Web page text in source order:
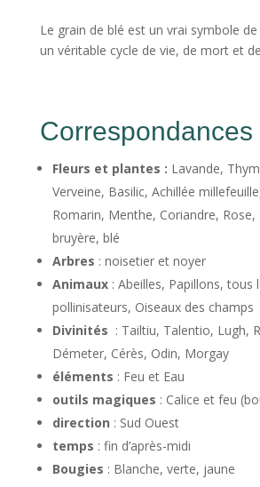
Le grain de blé est un vrai symbole
un véritable cycle de vie, de mort et
Correspondances
Fleurs et plantes : Lavande,
Verveine, Basilic, Achillée
Romarin, Menthe, Coriandre,
bruyère, blé
Arbres : noisetier et noyer
Animaux : Abeilles, Papillons, tous
pollinisateurs, Oiseaux des champs
Divinités : Tailtiu, Talentio, Lugh,
Démeter, Cérès, Odin, Morgay
éléments : Feu et Eau
outils magiques : Calice et feu
direction : Sud Ouest
temps : fin d’après-midi
Bougies : Blanche, verte, jaune